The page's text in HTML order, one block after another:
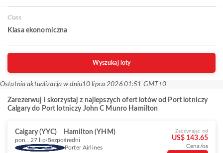
Class
Klasa ekonomiczna
Wyszukaj loty
Ostatnia aktualizacja w dniu10 lipca 2026 01:51 GMT+0
Zarezerwuj i skorzystaj z najlepszych ofert lotów od Port lotniczy
Calgary do Port lotniczy John C Munro Hamilton
Calgary (YYC) Hamilton (YHM)
pon., 27 lip Bezpośredni
Porter Airlines
Zaczynając od
US$ 143.65
Cena/os